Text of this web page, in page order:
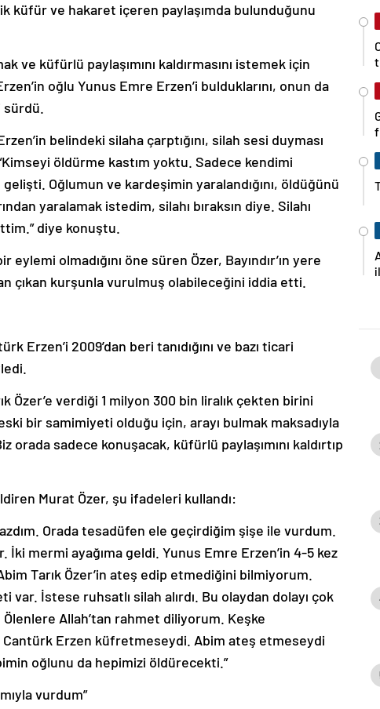
küfür ve hakaret içeren paylaşımda bulunduğunu
ve küfürlü paylaşımını kaldırmasını istemek için
oğlu Yunus Emre Erzen’i bulduklarını, onun da
sürdü.
belindeki silaha çarptığını, silah sesi duyması
öldürme kastım yoktu. Sadece kendimi
Oğlumun ve kardeşimin yaralandığını, öldüğünü
yaralamak istedim, silahı bıraksın diye. Silahı
diye konuştu.
eylemi olmadığını öne süren Özer, Bayındır’ın yere
çıkan kurşunla vurulmuş olabileceğini iddia etti.
Erzen’i 2009’dan beri tanıdığını ve bazı ticari
Özer’e verdiği 1 milyon 300 bin liralık çekten birini
bir samimiyeti olduğu için, arayı bulmak maksadıyla
orada sadece konuşacak, küfürlü paylaşımını kaldırtıp
Murat Özer, şu ifadeleri kullandı:
Orada tesadüfen ele geçirdiğim şişe ile vurdum.
İki mermi ayağıma geldi. Yunus Emre Erzen’in 4-5 kez
Tarık Özer’in ateş edip etmediğini bilmiyorum.
İstese ruhsatlı silah alırdı. Bu olaydan dolayı çok
Allah’tan rahmet diliyorum. Keşke
Cantürk Erzen küfretmeseydi. Abim ateş etmeseydi
oğlunu da hepimizi öldürecekti.”
vurdum”